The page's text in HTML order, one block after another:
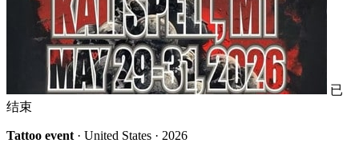
已
结束
Tattoo event · United States · 2026